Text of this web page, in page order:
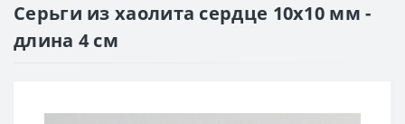
Серьги из хаолита сердце 10х10 мм -
длина 4 см